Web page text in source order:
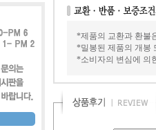
*제품의 교환과 환불
*밀봉된 제품의 개봉
*소비자의 변심에 의